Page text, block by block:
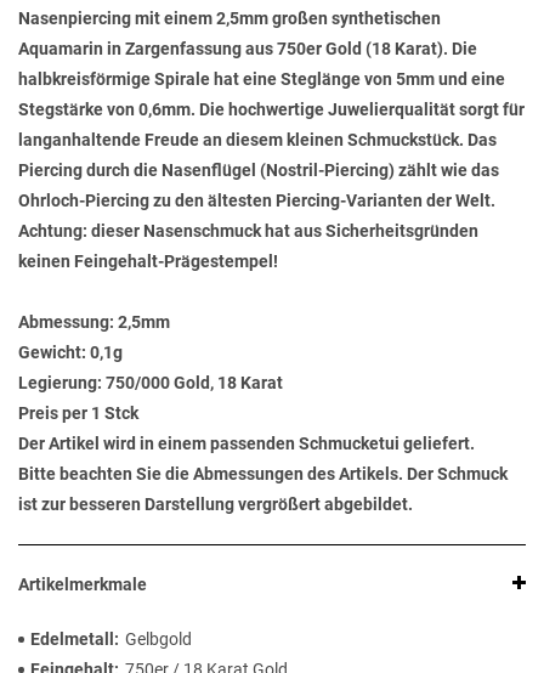
Nasenpiercing mit einem 2,5mm großen synthetischen
Aquamarin in Zargenfassung aus 750er Gold (18 Karat). Die
halbkreisförmige Spirale hat eine Steglänge von 5mm und eine
Stegstärke von 0,6mm. Die hochwertige Juwelierqualität sorgt für
langanhaltende Freude an diesem kleinen Schmuckstück. Das
Piercing durch die Nasenflügel (Nostril-Piercing) zählt wie das
Ohrloch-Piercing zu den ältesten Piercing-Varianten der Welt.
Achtung: dieser Nasenschmuck hat aus Sicherheitsgründen
keinen Feingehalt-Prägestempel!
Abmessung: 2,5mm
Gewicht: 0,1g
Legierung: 750/000 Gold, 18 Karat
Preis per 1 Stck
Der Artikel wird in einem passenden Schmucketui geliefert.
Bitte beachten Sie die Abmessungen des Artikels. Der Schmuck
ist zur besseren Darstellung vergrößert abgebildet.
Artikelmerkmale
Edelmetall
Gelbgold